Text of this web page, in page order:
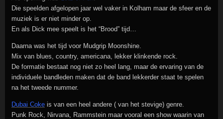
Die speelden afgelopen jaar wel vaker in Kolham maar de sfeer en de
muziek is er niet minder op.
En als Dick mee speelt is het “Brood” tijd…
Daarna was het tijd voor Mudgrip Moonshine.
Mix van blues, country, americana, lekker klinkende rock.
De formatie bestaat nog niet zo heel lang, maar de ervaring van de
individuele bandleden maken dat de band lekkerder staat te spelen
na het tweede nummer.
Dubai Coke is van een heel andere ( van het stevige) genre.
Punk Rock, Nirvana, Rammstein maar vooral een show waarin van